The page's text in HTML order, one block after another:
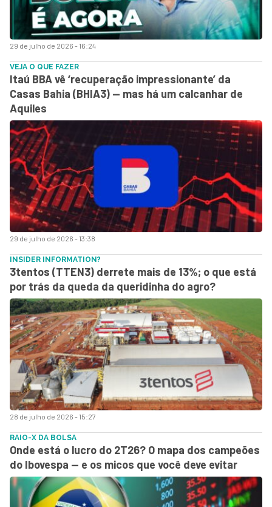
29 de julho de 2026 - 16:24
29 de julho de 2026 - 13:38
VEJA O QUE FAZER
Itaú BBA vê ‘recuperação impressionante’ da
Casas Bahia (BHIA3) — mas há um calcanhar de
Aquiles
28 de julho de 2026 - 15:27
INSIDER INFORMATION?
3tentos (TTEN3) derrete mais de 13%; o que está
por trás da queda da queridinha do agro?
RAIO-X DA BOLSA
Onde está o lucro do 2T26? O mapa dos campeões
do Ibovespa — e os micos que você deve evitar